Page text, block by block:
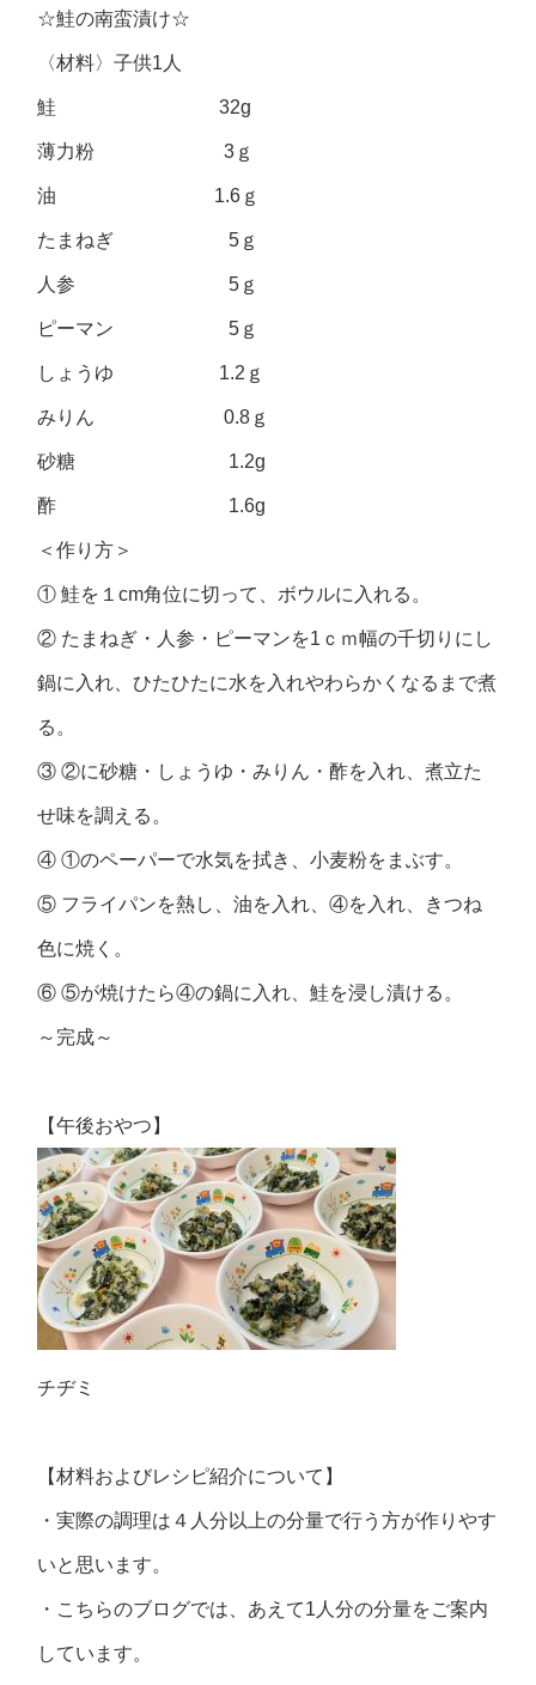
☆鮭の南蛮漬け☆
〈材料〉子供1人
鮭 32g
薄力粉 3ｇ
油 1.6ｇ
たまねぎ 5ｇ
人参 5ｇ
ピーマン 5ｇ
しょうゆ 1.2ｇ
みりん 0.8ｇ
砂糖 1.2g
酢 1.6g
＜作り方＞
① 鮭を１cm角位に切って、ボウルに入れる。
② たまねぎ・人参・ピーマンを1ｃｍ幅の千切りにし
鍋に入れ、ひたひたに水を入れやわらかくなるまで煮
る。
③ ②に砂糖・しょうゆ・みりん・酢を入れ、煮立た
せ味を調える。
④ ①のペーパーで水気を拭き、小麦粉をまぶす。
⑤ フライパンを熱し、油を入れ、④を入れ、きつね
色に焼く。
⑥ ⑤が焼けたら④の鍋に入れ、鮭を浸し漬ける。
～完成～
【午後おやつ】
チヂミ
【材料およびレシピ紹介について】
・実際の調理は４人分以上の分量で行う方が作りやす
いと思います。
・こちらのブログでは、あえて1人分の分量をご案内
しています。